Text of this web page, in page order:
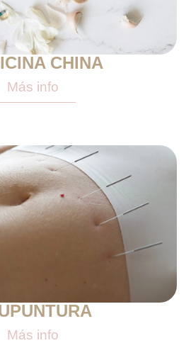
CHINA
Más info
Más info